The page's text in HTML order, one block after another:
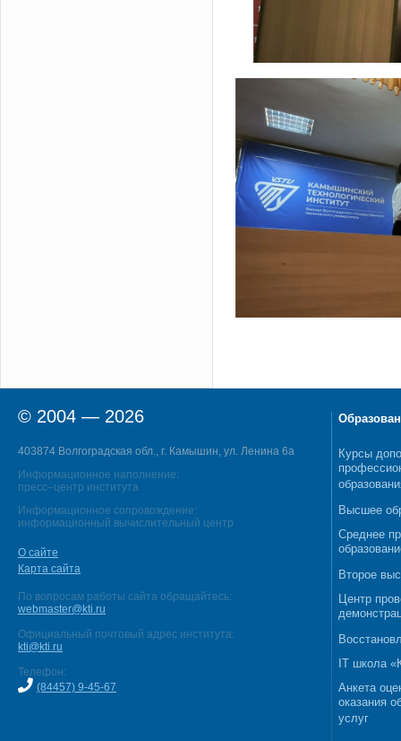
© 2004 — 2026
403874 Волгоградская обл., г. Камышин, ул. Ленина 6а
Информационное наполнение:
пресс–центр института
Информационное сопровождение:
информационный вычислительный центр
О сайте
Карта сайта
По вопросам работы сайта обращайтесь:
webmaster@kti.ru
Официальный почтовый адрес института:
kti@kti.ru
Телефон:
(84457) 9-45-67
Курсы
Высшее
Среднее
Второе
Центр
IT школа
Анкета
оказания
услуг